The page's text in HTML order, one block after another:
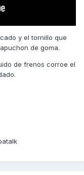
y el tornillo que
de goma.
de frenos corroe el